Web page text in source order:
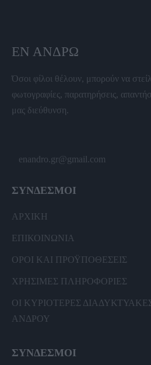
ΕΝ ΆΝΔΡΩ
Όσοι φίλοι θέλουν, μπορούν να
φωτογραφίες, παρατηρήσεις,
μας διεύθυνση.
enandro.gr@gmail.com
ΣΥΝΔΕΣΜΟΙ
ΑΡΧΙΚΗ
ΕΠΙΚΟΙΝΩΝΙΑ
ΟΡΟΙ ΚΑΙ ΠΡΟΫΠΟΘΕΣΕΙΣ
ΧΡΗΣΙΜΕΣ ΠΛΗΡΟΦΟΡΙΕΣ
ΟΙ ΚΥΡΙΟΤΕΡΕΣ
ΑΝΔΡΟΥ
ΣΥΝΔΕΣΜΟΙ